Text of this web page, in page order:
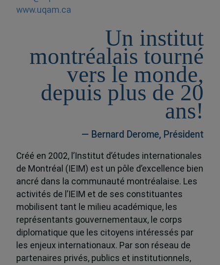
www.uqam.ca
Un institut
montréalais tourné
vers le monde,
depuis plus de 20
ans!
— Bernard Derome, Président
Créé en 2002, l’Institut d’études internationales
de Montréal (IEIM) est un pôle d’excellence bien
ancré dans la communauté montréalaise. Les
activités de l’IEIM et de ses constituantes
mobilisent tant le milieu académique, les
représentants gouvernementaux, le corps
diplomatique que les citoyens intéressés par
les enjeux internationaux. Par son réseau de
partenaires privés, publics et institutionnels,